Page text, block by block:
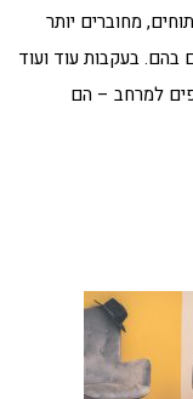
מחוברים יותר
בהם. בעקבות עוד ועוד
למרחב – הם